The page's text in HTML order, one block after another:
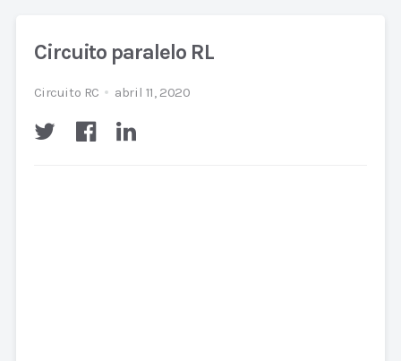
Circuito paralelo RL
Circuito RC abril 11, 2020